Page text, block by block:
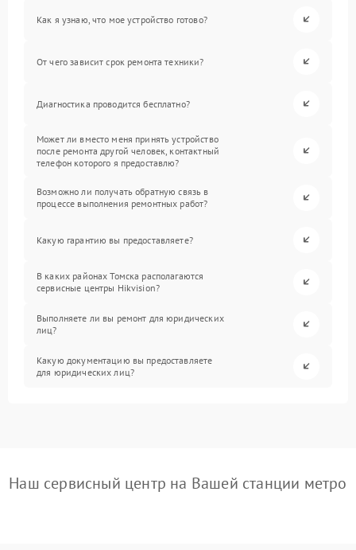
Как я узнаю, что мое устройство готово?
От чего зависит срок ремонта техники?
Диагностика проводится бесплатно?
Может ли вместо меня принять устройство
после ремонта другой человек, контактный
телефон которого я предоставлю?
Возможно ли получать обратную связь в
процессе выполнения ремонтных работ?
Какую гарантию вы предоставляете?
В каких районах Томска располагаются
сервисные центры Hikvision?
Выполняете ли вы ремонт для юридических
лиц?
Какую документацию вы предоставляете
для юридических лиц?
Наш сервисный центр на Вашей станции метро